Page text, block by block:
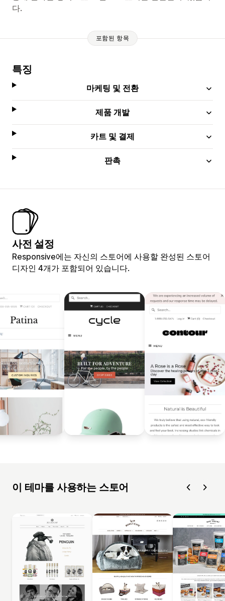
다.
포함된 항목
특징
마케팅 및 전환
제품 개발
카트 및 결제
판촉
사전 설정
Responsive에는 자신의 스토어에 사용할 완성된 스토어
디자인 4개가 포함되어 있습니다.
이 테마를 사용하는 스토어